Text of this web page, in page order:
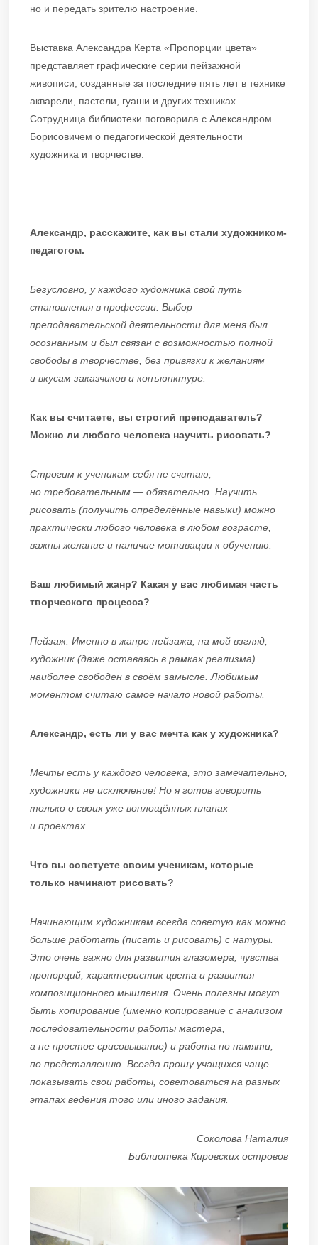
но и передать зрителю настроение.
Выставка Александра Керта «Пропорции цвета»
представляет графические серии пейзажной
живописи, созданные за последние пять лет в технике
акварели, пастели, гуаши и других техниках.
Сотрудница библиотеки поговорила с Александром
Борисовичем о педагогической деятельности
художника и творчестве.
Александр, расскажите, как вы стали художником-
педагогом.
Безусловно, у каждого художника свой путь
становления в профессии. Выбор
преподавательской деятельности для меня был
осознанным и был связан с возможностью полной
свободы в творчестве, без привязки к желаниям
и вкусам заказчиков и конъюнктуре.
Как вы считаете, вы строгий преподаватель?
Можно ли любого человека научить рисовать?
Строгим к ученикам себя не считаю,
но требовательным — обязательно. Научить
рисовать (получить определённые навыки) можно
практически любого человека в любом возрасте,
важны желание и наличие мотивации к обучению.
Ваш любимый жанр? Какая у вас любимая часть
творческого процесса?
Пейзаж. Именно в жанре пейзажа, на мой взгляд,
художник (даже оставаясь в рамках реализма)
наиболее свободен в своём замысле. Любимым
моментом считаю самое начало новой работы.
Александр, есть ли у вас мечта как у художника?
Мечты есть у каждого человека, это замечательно,
художники не исключение! Но я готов говорить
только о своих уже воплощённых планах
и проектах.
Что вы советуете своим ученикам, которые
только начинают рисовать?
Начинающим художникам всегда советую как можно
больше работать (писать и рисовать) с натуры.
Это очень важно для развития глазомера, чувства
пропорций, характеристик цвета и развития
композиционного мышления. Очень полезны могут
быть копирование (именно копирование с анализом
последовательности работы мастера,
а не простое срисовывание) и работа по памяти,
по представлению. Всегда прошу учащихся чаще
показывать свои работы, советоваться на разных
этапах ведения того или иного задания.
Соколова Наталия
Библиотека Кировских островов